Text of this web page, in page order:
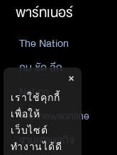
พาร์ทเนอร์
The Nation
คม ชัด ลึก
Nation
Thainewsonline
ฐานเศรษฐกิจ
×
เราใช้คุกกี้
เพื่อให้
เว็บไซต์
ทำงานได้ดี